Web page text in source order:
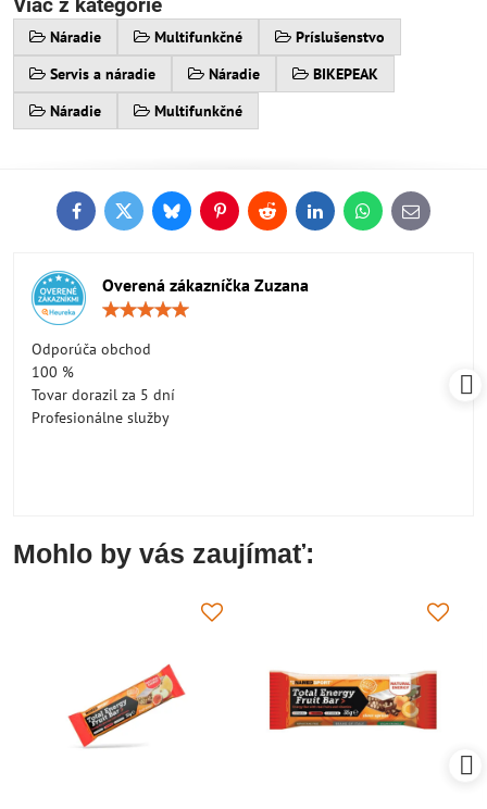
Náradie Multifunkčné
Príslušenstvo
Servis a náradie
Náradie
BIKEPEAK
Náradie
Multifunkčné
FacebookTwitterBlueskyPinterestReddit LinkedInWhatsApp
E-
mail
Overená zákazníčka Zuzana
Odporúča obchod
100 %
Tovar dorazil za 5 dní
Profesionálne služby
Mohlo by vás zaujímať: